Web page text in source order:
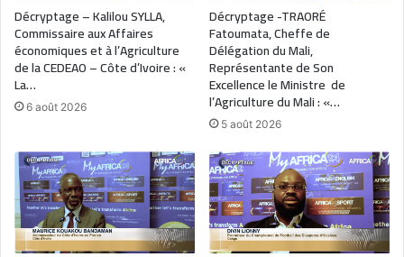
Décryptage – Kalilou SYLLA,
Commissaire aux Affaires
économiques et à l’Agriculture
de la CEDEAO – Côte d’Ivoire : «
La…
6 août 2026
Décryptage -TRAORÉ
Fatoumata, Cheffe de
Délégation du Mali,
Représentante de Son
Excellence le Ministre de
l’Agriculture du Mali : «…
5 août 2026